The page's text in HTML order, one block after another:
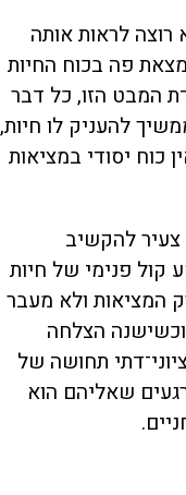
רוצה לראות אותה
פה בכוח החיות
המבט הזו, כל דבר
להעניק לו חיות,
כוח יסודי במציאות
צעיר להקשיב
קול פנימי של חיות
המציאות ולא מעבר
הצלחה
תחושה של
שאליהם הוא